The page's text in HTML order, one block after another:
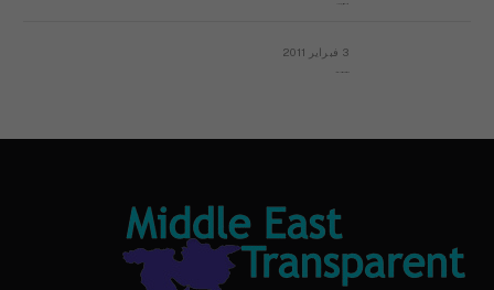
3 فبراير 2011